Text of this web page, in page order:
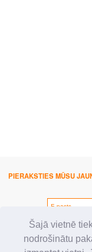
Šajā vietnē
nodrošinātu
PIERAKSTIES MŪSU
SEKO MUMS: